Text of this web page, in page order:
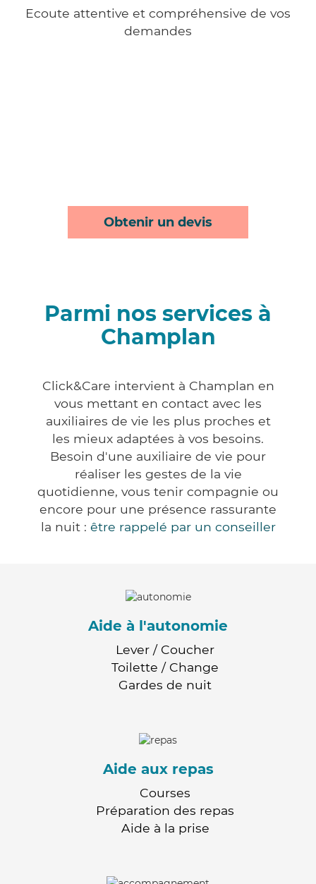
Ecoute attentive et compréhensive de vos
demandes
Obtenir un devis
Parmi nos services à
Champlan
Click&Care intervient à Champlan en
vous mettant en contact avec les
auxiliaires de vie les plus proches et
les mieux adaptées à vos besoins.
Besoin d'une auxiliaire de vie pour
réaliser les gestes de la vie
quotidienne, vous tenir compagnie ou
encore pour une présence rassurante
la nuit : être rappelé par un conseiller
Aide à l'autonomie
Lever / Coucher
Toilette / Change
Gardes de nuit
Aide aux repas
Courses
Préparation des repas
Aide à la prise